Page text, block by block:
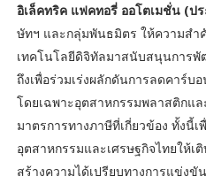
อิเล็คทริค แฟคทอรี่ ออโตเมชั่น (ปร
ษัทฯ และกลุ่มพันธมิตร ให้ความสำ
เทคโนโลยีดิจิทัลมาสนับสนุนการ
ถึงเพื่อร่วมเร่งผลักดันการลดคาร์บ
โดยเฉพาะอุตสาหกรรมพลาสติกแ
มาตรการทางภาษีที่เกี่ยวข้อง ทั้งนี้
อุตสาหกรรมและเศรษฐกิจไทยให้เ
สร้างความได้เปรียบทางการแข่ง